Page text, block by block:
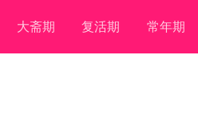
大斋期 复活期 常年期